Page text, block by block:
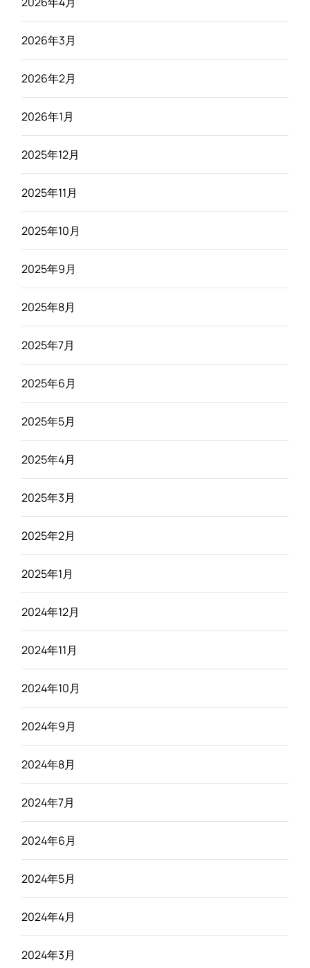
2026年3月
2026年2月
2026年1月
2025年12月
2025年11月
2025年10月
2025年9月
2025年8月
2025年7月
2025年6月
2025年5月
2025年4月
2025年3月
2025年2月
2025年1月
2024年12月
2024年11月
2024年10月
2024年9月
2024年8月
2024年7月
2024年6月
2024年5月
2024年4月
2024年3月